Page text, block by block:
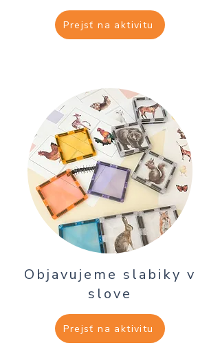
Prejsť na aktivitu
Objavujeme slabiky v
slove
Prejsť na aktivitu